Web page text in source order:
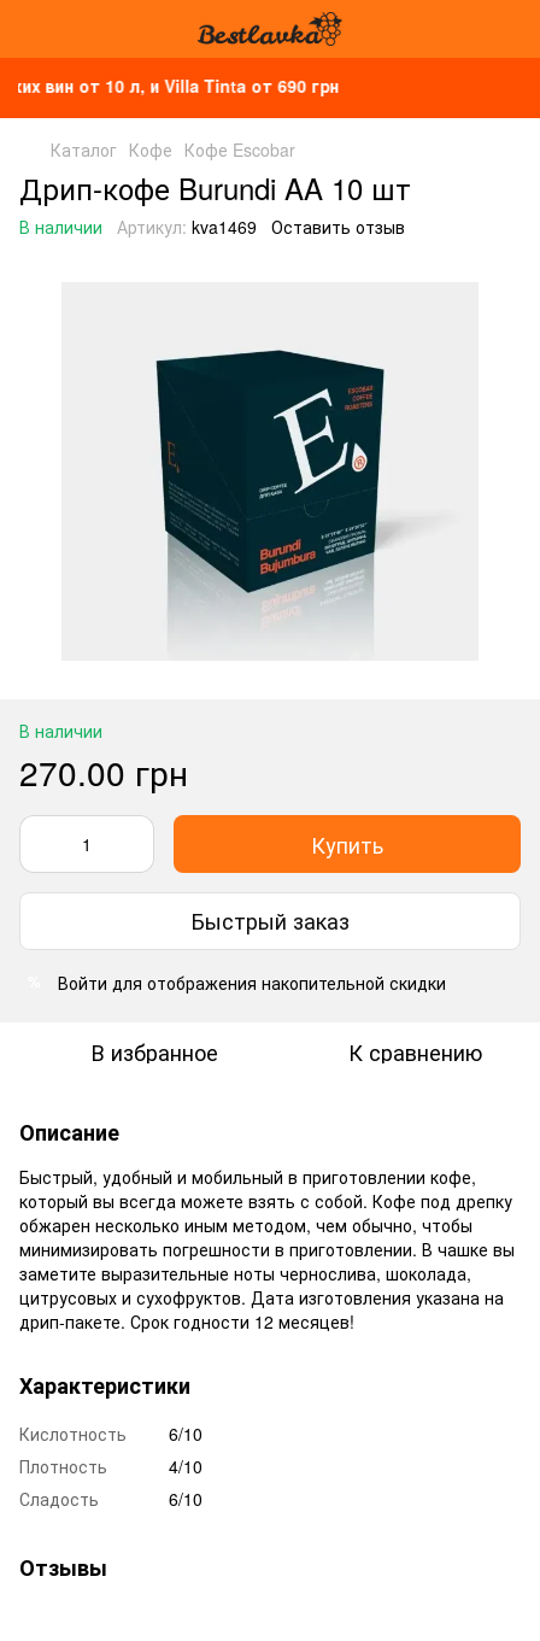
вин от 10 л, и Villa Tinta от 690 грн
Каталог Кофе Кофе Escobar
Дрип-кофе Burundi AA 10 шт
В наличии Артикул: kva1469 Оставить отзыв
В наличии
270.00 грн
Купить
Быстрый заказ
Войти для отображения накопительной скидки
В избранное К сравнению
Описание
Быстрый, удобный и мобильный в приготовлении кофе,
который вы всегда можете взять с собой. Кофе под дрепку
обжарен несколько иным методом, чем обычно, чтобы
минимизировать погрешности в приготовлении. В чашке вы
заметите выразительные ноты чернослива, шоколада,
цитрусовых и сухофруктов. Дата изготовления указана на
дрип-пакете. Срок годности 12 месяцев!
Характеристики
Кислотность
6/10
Плотность
4/10
Сладость
6/10
Отзывы